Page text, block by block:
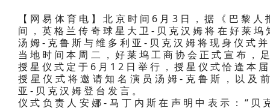
【网易体育电】北京时间6月3日，据《巴黎
间，英格兰传奇球星大卫-贝克汉姆将在好莱
汤姆-克鲁斯与维多利亚-贝克汉姆将现身仪式
当地时间本周二，好莱坞工商协会正式宣布，
授星仪式定于6月12日举行，授星仪式恰逢本
授星仪式将邀请知名演员汤姆-克鲁斯，以及
亚-贝克汉姆登台发言。
仪式负责人安娜-马丁内斯在声明中表示：“